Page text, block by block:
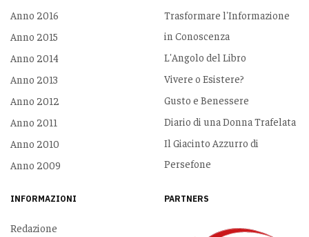
Anno 2016
Anno 2015
Anno 2014
Anno 2013
Anno 2012
Anno 2011
Anno 2010
Anno 2009
Trasformare l'Informazione
in Conoscenza
L'Angolo del Libro
Vivere o Esistere?
Gusto e Benessere
Diario di una Donna Trafelata
Il Giacinto Azzurro di
Persefone
INFORMAZIONI
Redazione
PARTNERS